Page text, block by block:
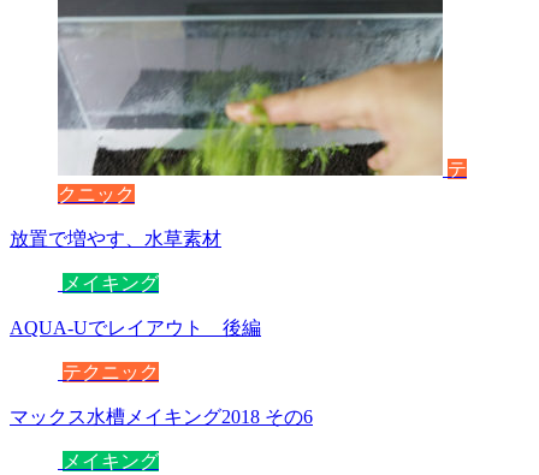
テ
クニック
放置で増やす、水草素材
メイキング
AQUA-Uでレイアウト 後編
テクニック
マックス水槽メイキング2018 その6
メイキング